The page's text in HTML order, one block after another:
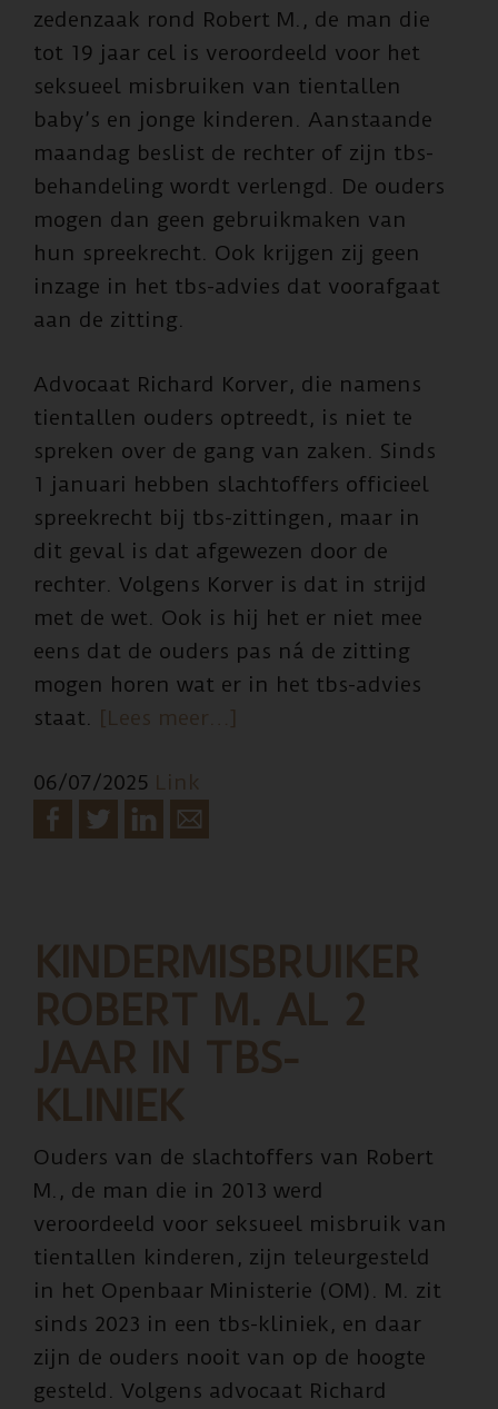
zedenzaak rond Robert M., de man die
tot 19 jaar cel is veroordeeld voor het
seksueel misbruiken van tientallen
baby’s en jonge kinderen. Aanstaande
maandag beslist de rechter of zijn tbs-
behandeling wordt verlengd. De ouders
mogen dan geen gebruikmaken van
hun spreekrecht. Ook krijgen zij geen
inzage in het tbs-advies dat voorafgaat
aan de zitting.
Advocaat Richard Korver, die namens
tientallen ouders optreedt, is niet te
spreken over de gang van zaken. Sinds
1 januari hebben slachtoffers officieel
spreekrecht bij tbs-zittingen, maar in
dit geval is dat afgewezen door de
rechter. Volgens Korver is dat in strijd
met de wet. Ook is hij het er niet mee
eens dat de ouders pas ná de zitting
mogen horen wat er in het tbs-advies
staat. [Lees meer…]
weigert
spreekrecht
06/07/2025 Link
KINDERMISBRUIKER
ROBERT M. AL 2
JAAR IN TBS-
KLINIEK
Ouders van de slachtoffers van Robert
M., de man die in 2013 werd
veroordeeld voor seksueel misbruik van
tientallen kinderen, zijn teleurgesteld
in het Openbaar Ministerie (OM). M. zit
sinds 2023 in een tbs-kliniek, en daar
zijn de ouders nooit van op de hoogte
gesteld. Volgens advocaat Richard